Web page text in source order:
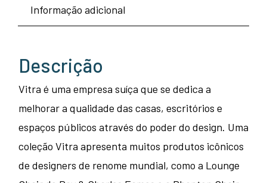
Informação adicional
Descrição
Vitra é uma empresa suíça que se dedica a
melhorar a qualidade das casas, escritórios e
espaços públicos através do poder do design. Uma
coleção Vitra apresenta muitos produtos icônicos
de designers de renome mundial, como a Lounge